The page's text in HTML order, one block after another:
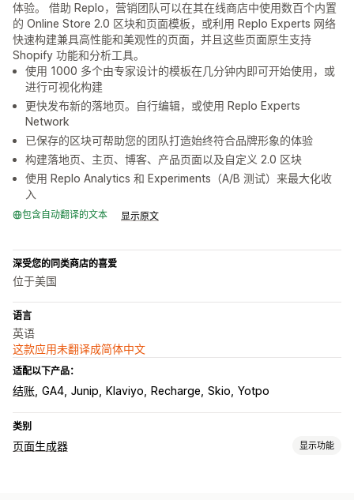
体验。 借助 Replo，营销团队可以在其在线商店中使用数百个内置
的 Online Store 2.0 区块和页面模板，或利用 Replo Experts 网络
快速构建兼具高性能和美观性的页面，并且这些页面原生支持
Shopify 功能和分析工具。
使用 1000 多个由专家设计的模板在几分钟内即可开始使用，或
进行可视化构建
更快发布新的落地页。自行编辑，或使用 Replo Experts
Network
已保存的区块可帮助您的团队打造始终符合品牌形象的体验
构建落地页、主页、博客、产品页面以及自定义 2.0 区块
使用 Replo Analytics 和 Experiments（A/B 测试）来最大化收
入
包含自动翻译的文本 显示原文
深受您的同类商店的喜爱
位于美国
语言
英语
这款应用未翻译成简体中文
适配以下产品：
结账 GA4 Junip Klaviyo Recharge Skio Yotpo
类别
页面生成器 显示功能